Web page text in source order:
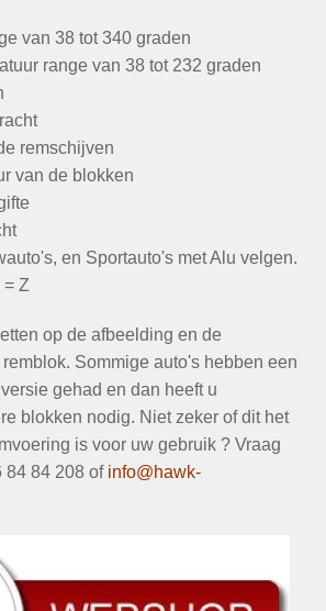
van 38 tot 340 graden
range van 38 tot 232 graden
remschijven
van de blokken
en Sportauto's met Alu velgen.
Z
op de afbeelding en de
Sommige auto's hebben een
gehad en dan heeft u
blokken nodig. Niet zeker of dit het
is voor uw gebruik ? Vraag
84 84 208 of info@hawk-